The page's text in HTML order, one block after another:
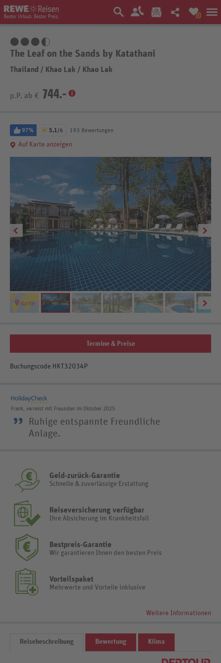
0
The Leaf on the Sands by Katathani
Thailand / Khao Lak / Khao Lak
p.P. ab € 744.-
97% 5,1/6 193 Bewertungen
Auf Karte anzeigen
Termine & Preise
Buchungscode HKT32034P
Frank, verreist mit Freunden im Oktober 2025
”
Ruhige entspannte Freundliche
Anlage.
Geld-zurück-Garantie
Schnelle & zuverlässige Erstattung
Reiseversicherung verfügbar
Ihre Absicherung im Krankheitsfall
Bestpreis-Garantie
Wir garantieren Ihnen den besten Preis
Vorteilspaket
Mehrwerte und Vorteile inklusive
Weitere Informationen
Reisebeschreibung Bewertung Klima